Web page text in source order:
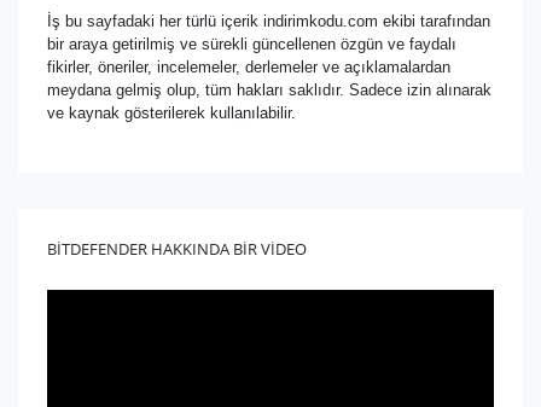
İş bu sayfadaki her türlü içerik indirimkodu.com ekibi tarafından
bir araya getirilmiş ve sürekli güncellenen özgün ve faydalı
fikirler, öneriler, incelemeler, derlemeler ve açıklamalardan
meydana gelmiş olup, tüm hakları saklıdır. Sadece izin alınarak
ve kaynak gösterilerek kullanılabilir.
BİTDEFENDER HAKKINDA BİR VİDEO